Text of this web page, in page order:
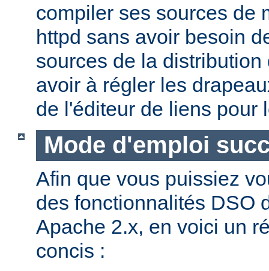
compiler ses sources de
httpd sans avoir besoin
sources de la
avoir à régler les
de l'éditeur de liens pour
Mode d'emploi
Afin que vous puissiez
des fonctionnalités DSO
Apache 2.x, en voici un
concis :